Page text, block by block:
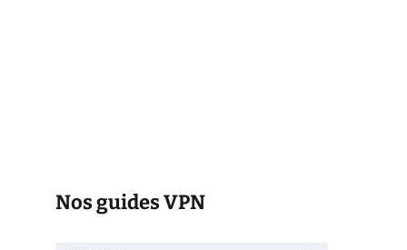
Nos guides VPN